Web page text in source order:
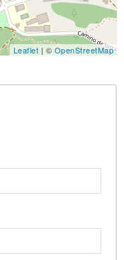
Leaflet | ©OpenStreetMap